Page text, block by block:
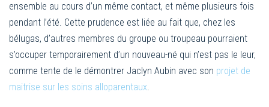
ensemble au cours d’un même contact, et même plusieurs fois
pendant l’été. Cette prudence est liée au fait que, chez les
bélugas, d’autres membres du groupe ou troupeau pourraient
s’occuper temporairement d’un nouveau-né qui n’est pas le leur,
comme tente de le démontrer Jaclyn Aubin avec son projet de
maitrise sur les soins alloparentaux.